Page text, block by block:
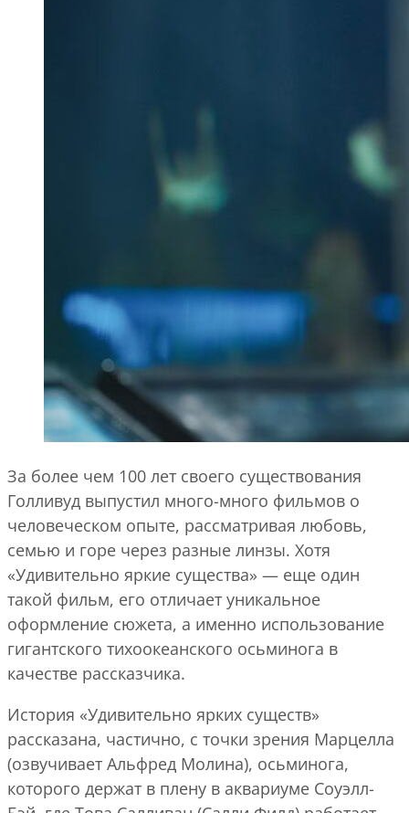
За более чем 100 лет своего существования
Голливуд выпустил много-много фильмов о
человеческом опыте, рассматривая любовь,
семью и горе через разные линзы. Хотя
«Удивительно яркие существа» — еще один
такой фильм, его отличает уникальное
оформление сюжета, а именно использование
гигантского тихоокеанского осьминога в
качестве рассказчика.
История «Удивительно ярких существ»
рассказана, частично, с точки зрения Марцелла
(озвучивает Альфред Молина), осьминога,
которого держат в плену в аквариуме Соуэлл-